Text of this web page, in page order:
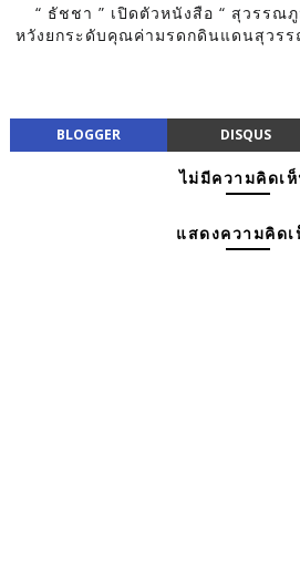
“ ธัชชา ” เปิดตัวหนังสือ “ สุวรรณ
หวังยกระดับคุณค่ามรดกดินแดนสุวร
BLOGGER DISQUS
ไม่มีความคิดเ
แสดงความคิดเ